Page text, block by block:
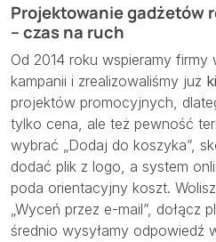
Projektowanie gadżetów
– czas na ruch
Od 2014 roku wspieramy
kampanii i zrealizowaliśmy już
projektów promocyjnych,
tylko cena, ale też pewność
wybrać „Dodaj do koszyka”,
dodać plik z logo, a system
poda orientacyjny koszt.
„Wyceń przez e-mail”,
średnio wysyłamy odpowiedź